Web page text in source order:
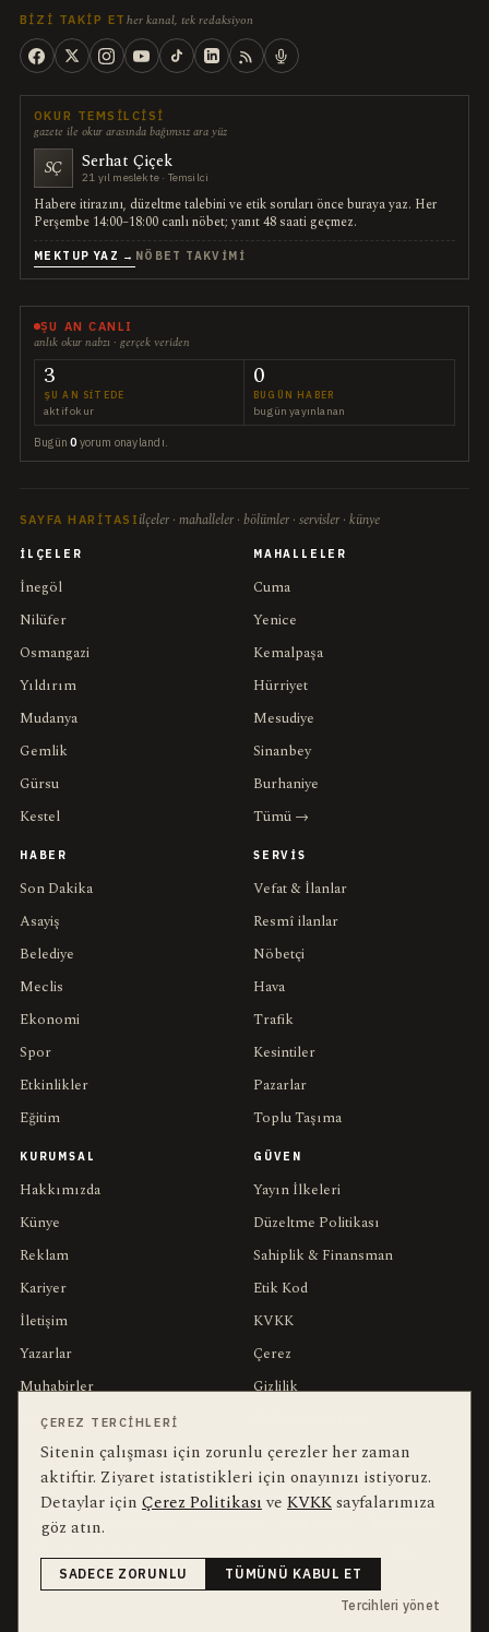
BIZI TAKIP ET her kanal, tek redaksiyon
OKUR TEMSILCISI
gazete ile okur arasında bağımsız ara yüz
SÇ Serhat Çiçek
21 yıl meslekte · Temsilci
Habere itirazını, düzeltme talebini ve etik soruları önce buraya yaz. Her
Perşembe 14:00–18:00 canlı nöbet; yanıt 48 saati geçmez.
MEKTUP YAZ → NÖBET TAKVIMI
ŞU AN CANLI
anlık okur nabzı · gerçek veriden
3
ŞU AN SITEDE
aktif okur
0
BUGÜN HABER
bugün yayınlanan
Bugün0 yorum onaylandı.
SAYFA HARITASI ilçeler · mahalleler · bölümler · servisler · künye
İLÇELER
İnegöl
Nilüfer
Osmangazi
Yıldırım
Mudanya
Gemlik
Gürsu
Kestel
MAHALLELER
Cuma
Yenice
Kemalpaşa
Hürriyet
Mesudiye
Sinanbey
Burhaniye
Tümü →
HABER
Son Dakika
Asayiş
Belediye
Meclis
Ekonomi
Spor
Etkinlikler
Eğitim
SERVIS
Vefat & İlanlar
Resmî ilanlar
Nöbetçi
Hava
Trafik
Kesintiler
Pazarlar
Toplu Taşıma
KURUMSAL
Hakkımızda
Künye
Reklam
Kariyer
İletişim
Yazarlar
Muhabirler
Editörler
GÜVEN
Yayın İlkeleri
Düzeltme Politikası
Sahiplik & Finansman
Etik Kod
KVKK
Çerez
Gizlilik
YEREL ARANANLAR bu hafta en çok aranan
İnegöl inegol-belediyesi
ÇEREZ TERCIHLERI
Sitenin çalışması için zorunlu çerezler her zaman
aktiftir. Ziyaret istatistikleri için onayınızı istiyoruz.
Detaylar için Çerez Politikasıve KVKKsayfalarımıza
göz atın.
SADECE ZORUNLU
TÜMÜNÜ KABUL ET
Tercihleri yönet